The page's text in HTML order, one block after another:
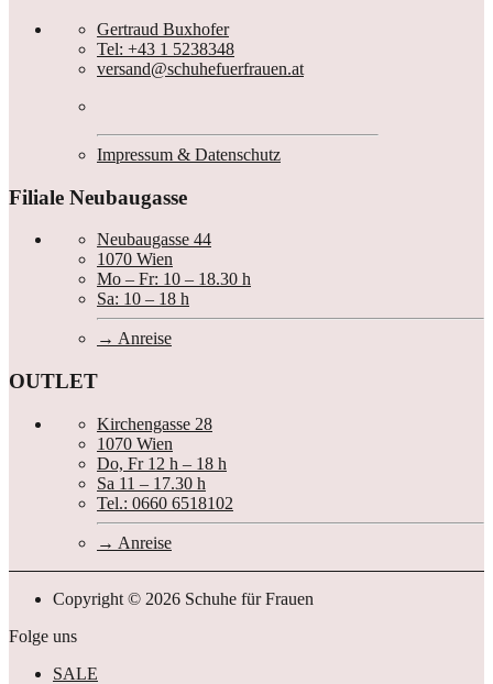
Gertraud Buxhofer
Tel: +43 1 5238348
versand@schuhefuerfrauen.at
Impressum & Datenschutz
Filiale Neubaugasse
Neubaugasse 44
1070 Wien
Mo – Fr: 10 – 18.30 h
Sa: 10 – 18 h
Anreise
OUTLET
Kirchengasse 28
1070 Wien
Do, Fr 12 h – 18 h
Sa 11 – 17.30 h
Tel.: 0660 6518102
Anreise
Copyright © 2026 Schuhe für Frauen
Folge uns
SALE